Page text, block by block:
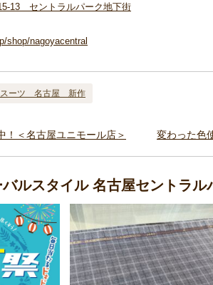
13 セントラルパーク地下街
shop/nagoyacentral
ーツ 名古屋 新作
！＜名古屋ユニモール店＞ 変わった色
ルスタイル 名古屋セントラル